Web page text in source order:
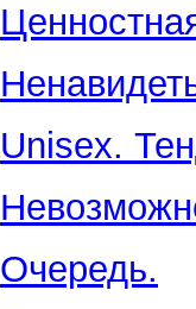
Unisex.
Очередь.